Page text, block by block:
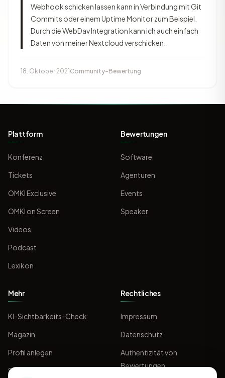
Webhook schicken lassen kann in Verbindung mit Git
Commits oder einem Uptime Monitor zum Beispiel.
Durch die WebDav Integration kann ich auch einfach
Daten von meiner Nextcloud verschicken.
18. Oktober 2021 Community-Bewertung
Plattform
Konferenz
Tickets
OMKI Exclusive
OMKI on Screen
Videos
Podcast
Lexikon
Bewertungen
Software
Agenturen
Events
Speaker
Mehr
KI-Sichtbarkeits-Check
Magazin
Profil anlegen
Sponsoring
Rechtliches
Impressum
Datenschutz
Authentizität von
Bewertungen